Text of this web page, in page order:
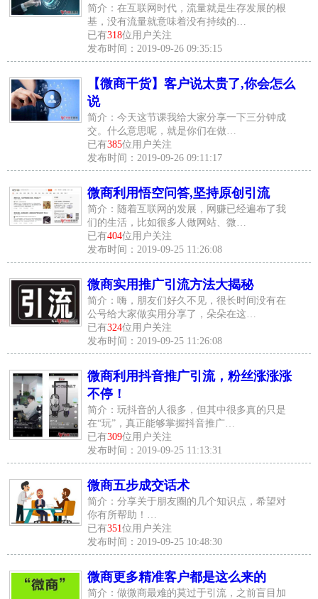
简介：在互联网时代，流量就是生存发展的根
基，没有流量就意味着没有持续的…
已有318位用户关注
发布时间：2019-09-26 09:35:15
【微商干货】客户说太贵了,你会怎么
说
简介：今天这节课我给大家分享一下三分钟成
交。什么意思呢，就是你们在做…
已有385位用户关注
发布时间：2019-09-26 09:11:17
微商利用悟空问答,坚持原创引流
简介：随着互联网的发展，网赚已经遍布了我
们的生活，比如很多人做网站、微…
已有404位用户关注
发布时间：2019-09-25 11:26:08
微商实用推广引流方法大揭秘
简介：嗨，朋友们好久不见，很长时间没有在
公号给大家做实用分享了，朵朵在这…
已有324位用户关注
发布时间：2019-09-25 11:26:08
微商利用抖音推广引流，粉丝涨涨涨
不停！
简介：玩抖音的人很多，但其中很多真的只是
在“玩”，真正能够掌握抖音推广…
已有309位用户关注
发布时间：2019-09-25 11:13:31
微商五步成交话术
简介：分享关于朋友圈的几个知识点，希望对
你有所帮助！…
已有351 位用户关注
发布时间：2019-09-25 10:48:30
微商更多精准客户都是这么来的
简介：做微商最难的莫过于引流，之前盲目加